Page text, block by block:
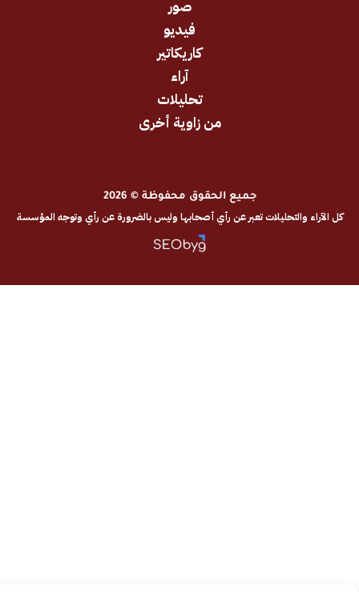
من زاوية أخرى
جميع الحقوق محفوظة © 2026
تعبر عن رأي أصحابها وليس بالضرورة عن رأي وتوجه المؤسسة